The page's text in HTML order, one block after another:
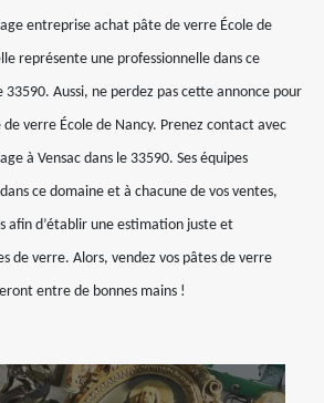
entreprise achat pâte de verre École de
représente une professionnelle dans ce
33590. Aussi, ne perdez pas cette annonce pour
verre École de Nancy. Prenez contact avec
à Vensac dans le 33590. Ses équipes
ce domaine et à chacune de vos ventes,
afin d’établir une estimation juste et
de verre. Alors, vendez vos pâtes de verre
entre de bonnes mains !